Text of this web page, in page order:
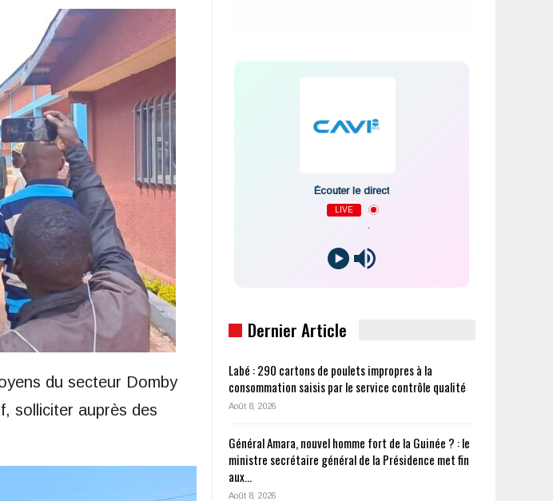
du secteur Domby
solliciter auprès des
Écouter le direct
LIVE
Dernier Article
Labé : 290 cartons de poulets impropres à la
consommation saisis par le service contrôle qualité
Août 8, 2026
Général Amara, nouvel homme fort de la Guinée ? : le
ministre secrétaire général de la Présidence met fin
aux…
Août 8, 2026